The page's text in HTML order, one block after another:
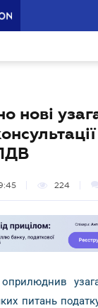
нові
224
питань